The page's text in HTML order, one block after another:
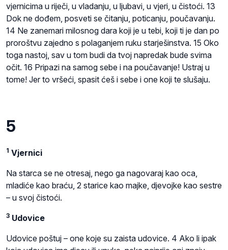
vjernicima u riječi, u vladanju, u ljubavi, u vjeri, u čistoći. 13
Dok ne dođem, posveti se čitanju, poticanju, poučavanju.
14 Ne zanemari milosnog dara koji je u tebi, koji ti je dan po
proroštvu zajedno s polaganjem ruku starješinstva. 15 Oko
toga nastoj, sav u tom budi da tvoj napredak bude svima
očit. 16 Pripazi na samog sebe i na poučavanje! Ustraj u
tome! Jer to vršeći, spasit ćeš i sebe i one koji te slušaju.
5
1 Vjernici
Na starca se ne otresaj, nego ga nagovaraj kao oca,
mladiće kao braću, 2 starice kao majke, djevojke kao sestre
– u svoj čistoći.
3 Udovice
Udovice poštuj – one koje su zaista udovice. 4 Ako li ipak